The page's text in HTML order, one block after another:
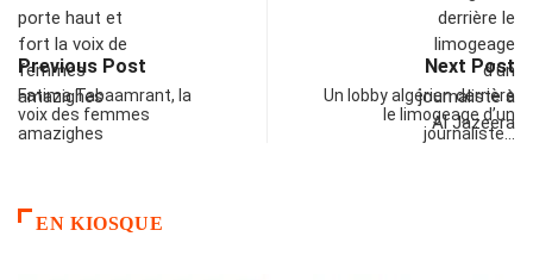
Previous Post
Fatima Tabaamrant, la
voix des femmes
amazighes
Next Post
Un lobby algérien derrière
le limogeage d’un
journaliste…
EN KIOSQUE